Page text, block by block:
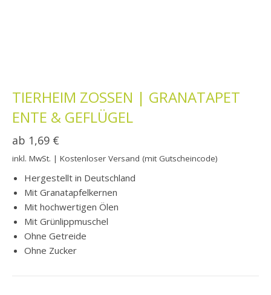
TIERHEIM ZOSSEN | GRANATAPET
ENTE & GEFLÜGEL
ab 1,69 €
inkl. MwSt. | Kostenloser Versand (mit Gutscheincode)
Hergestellt in Deutschland
Mit Granatapfelkernen
Mit hochwertigen Ölen
Mit Grünlippmuschel
Ohne Getreide
Ohne Zucker